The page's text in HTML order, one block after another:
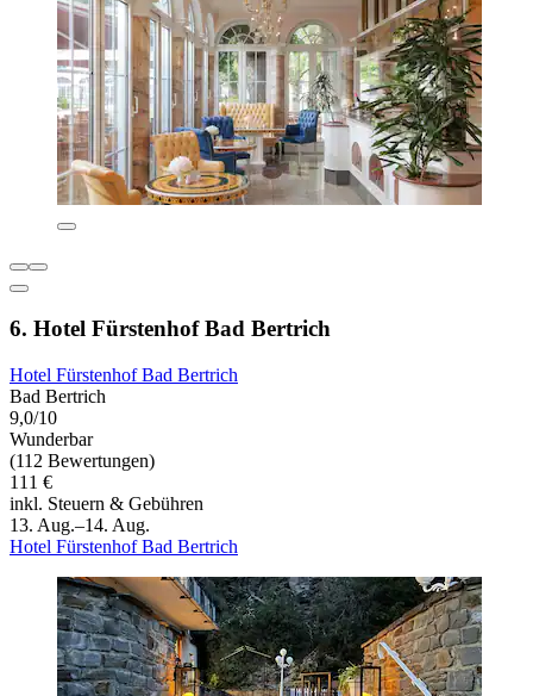
6. Hotel Fürstenhof Bad Bertrich
Hotel Fürstenhof Bad Bertrich
Bad Bertrich
9,0/10
Wunderbar
(112 Bewertungen)
111 €
inkl. Steuern & Gebühren
13. Aug.–14. Aug.
Hotel Fürstenhof Bad Bertrich